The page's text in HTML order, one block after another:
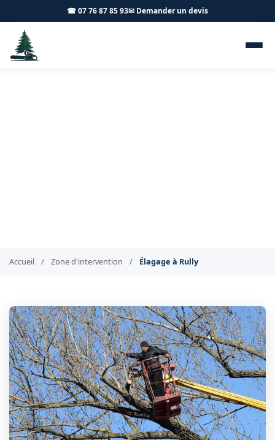
☎ 07 76 87 85 93✉ Demander un devis
Accueil / Zone d'intervention / Élagage à Rully